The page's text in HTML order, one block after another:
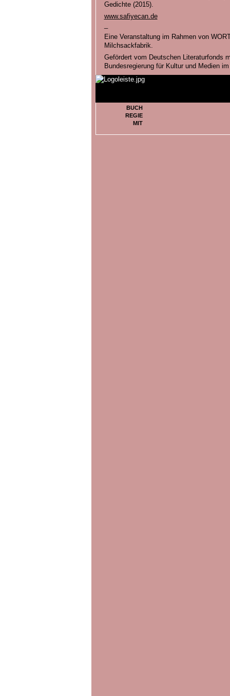
Gedichte (2015).
www.safiyecan.de
Eine Veranstaltung im Rahmen von
Milchsackfabrik.
Gefördert vom Deutschen Literaturfonds
Bundesregierung für Kultur und Medien
BUCH
REGIE
MIT